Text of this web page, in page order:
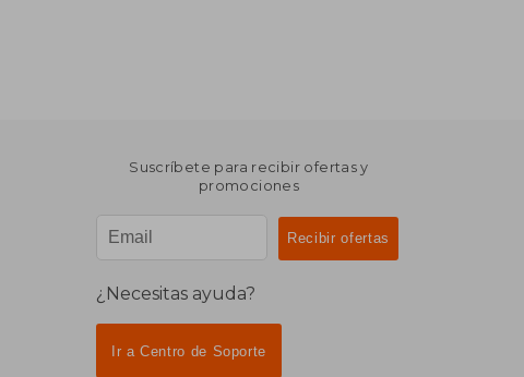
Suscríbete para recibir ofertas y
promociones
¿Necesitas ayuda?
Ir a Centro de Soporte